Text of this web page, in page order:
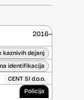
2016–
kaznivih dejanj
identifikacija
CENT SI d.o.o.
Policija